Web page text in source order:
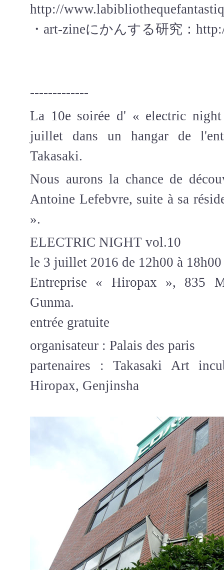
http://
・art-zineにかんする研究：
-------------
La 10e soirée d' « electric
juillet dans un hangar de
Takasaki.
Nous aurons la chance de
Antoine Lefebvre, suite à sa
».
ELECTRIC NIGHT vol.10
le 3 juillet 2016 de 12h00 à 18h00
Entreprise « Hiropax », 835
Gunma.
entrée gratuite
organisateur : Palais des paris
partenaires : Takasaki Art
Hiropax, Genjinsha